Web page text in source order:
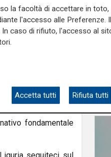
stia analizzando i
Genova".
associazioni che
di una
le dettagliate
comunale". Bucci
scelta tecnologica"
genovesi
la diffusione di
fondamentale
la facoltà di accettare in
l'accesso alle
caso di rifiuto, l'accesso al
Accetta tutti Rifiuta tutti